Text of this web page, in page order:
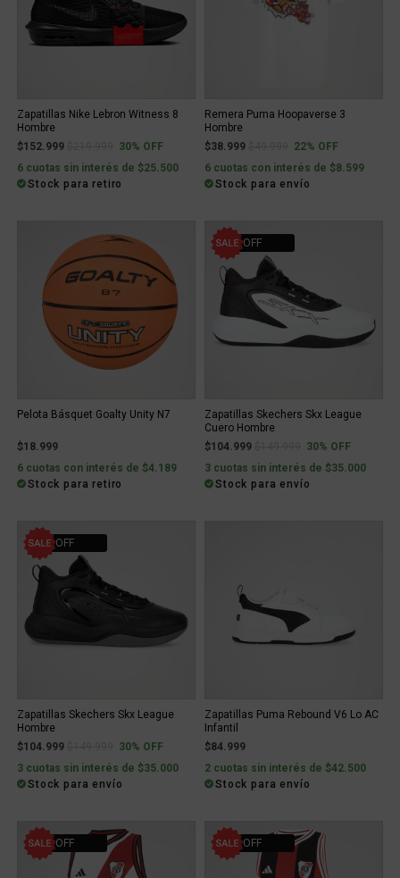
Zapatillas Nike Lebron Witness 8
Hombre
$152.999
Price reduced from
to30% OFF
6 cuotas sin interés de $25.500
Stock para retiro
Remera Puma Hoopaverse 3
Hombre
$38.999
Price reduced from
to22% OFF
6 cuotas con interés de $8.599
Stock para envío
Pelota Básquet Goalty Unity N7
$18.999
6 cuotas con interés de $4.189
Stock para retiro
30% OFF
Zapatillas Skechers Skx League
Cuero Hombre
$104.999
Price reduced from
to30% OFF
3 cuotas sin interés de $35.000
Stock para envío
30% OFF
Zapatillas Skechers Skx League
Hombre
$104.999
Price reduced from
to30% OFF
3 cuotas sin interés de $35.000
Stock para envío
Zapatillas Puma Rebound V6 Lo AC
Infantil
$84.999
2 cuotas sin interés de $42.500
Stock para envío
40% OFF 40% OFF